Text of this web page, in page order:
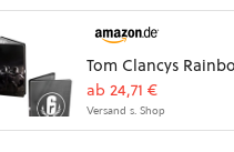
Tom Clancys
ab 24,71 €
Versand s. Shop